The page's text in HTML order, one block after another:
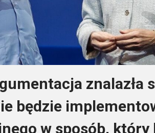
znalazła
będzie
w sposób, który